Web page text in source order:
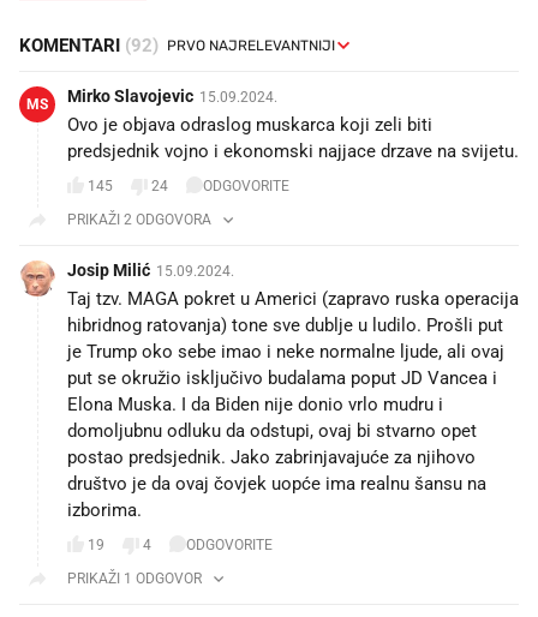
KOMENTARI (92)
MS Mirko Slavojevic 15.09.2024.
Ovo je objava odraslog muskarca koji zeli biti
predsjednik vojno i ekonomski najjace drzave na svijetu.
145 24
ODGOVORITE
PRIKAŽI 2 ODGOVORA
Josip Milić 15.09.2024.
Taj tzv. MAGA pokret u Americi (zapravo ruska operacija
hibridnog ratovanja) tone sve dublje u ludilo. Prošli put
je Trump oko sebe imao i neke normalne ljude, ali ovaj
put se okružio isključivo budalama poput JD Vancea i
Elona Muska. I da Biden nije donio vrlo mudru i
domoljubnu odluku da odstupi, ovaj bi stvarno opet
postao predsjednik. Jako zabrinjavajuće za njihovo
društvo je da ovaj čovjek uopće ima realnu šansu na
izborima.
19 4
ODGOVORITE
PRIKAŽI 1 ODGOVOR